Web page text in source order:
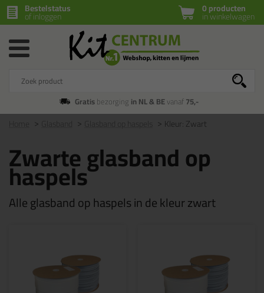
0 producten
in winkelwagen
Bestelstatus
of inloggen
Gratisbezorging in NL & BEvanaf75,-
Kleur: Zwart
Zwarte glasband op
haspels
Alle glasband op haspels in de kleur zwart